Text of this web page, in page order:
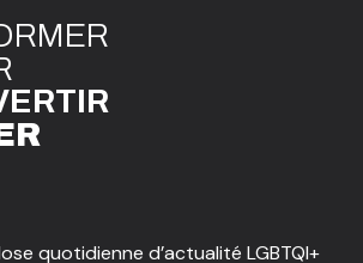
RMER
RTIR
R
quotidienne d’actualité LGBTQI+